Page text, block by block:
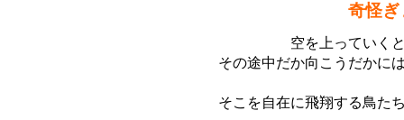
奇怪ぎ
空を上っていく
その途中だか向こうだかに
そこを自在に飛翔する鳥た